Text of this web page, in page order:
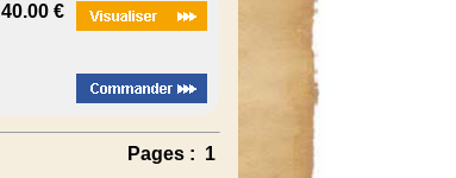
40.00 €
Pages : 1